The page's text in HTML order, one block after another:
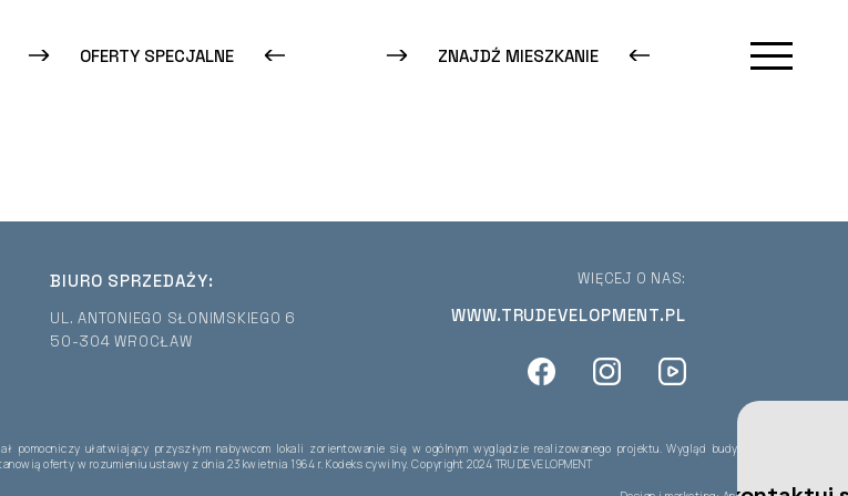
OFERTY SPECJALNE ZNAJDŹ MIESZKANIE
BIURO SPRZEDAŻY:
UL. ANTONIEGO SŁONIMSKIEGO 6
50-304 WROCŁAW
WIĘCEJ O NAS:
WWW.TRUDEVELOPMENT.PL
ułatwiający przyszłym nabywcom lokali zorientowanie się w ogólnym wyglądzie realizowanego projektu. Wygląd budynków oraz
oferty w rozumieniu ustawy z dnia 23 kwietnia 1964 r. Kodeks cywilny. Copyright 2024 TRU DEVELOPMENT